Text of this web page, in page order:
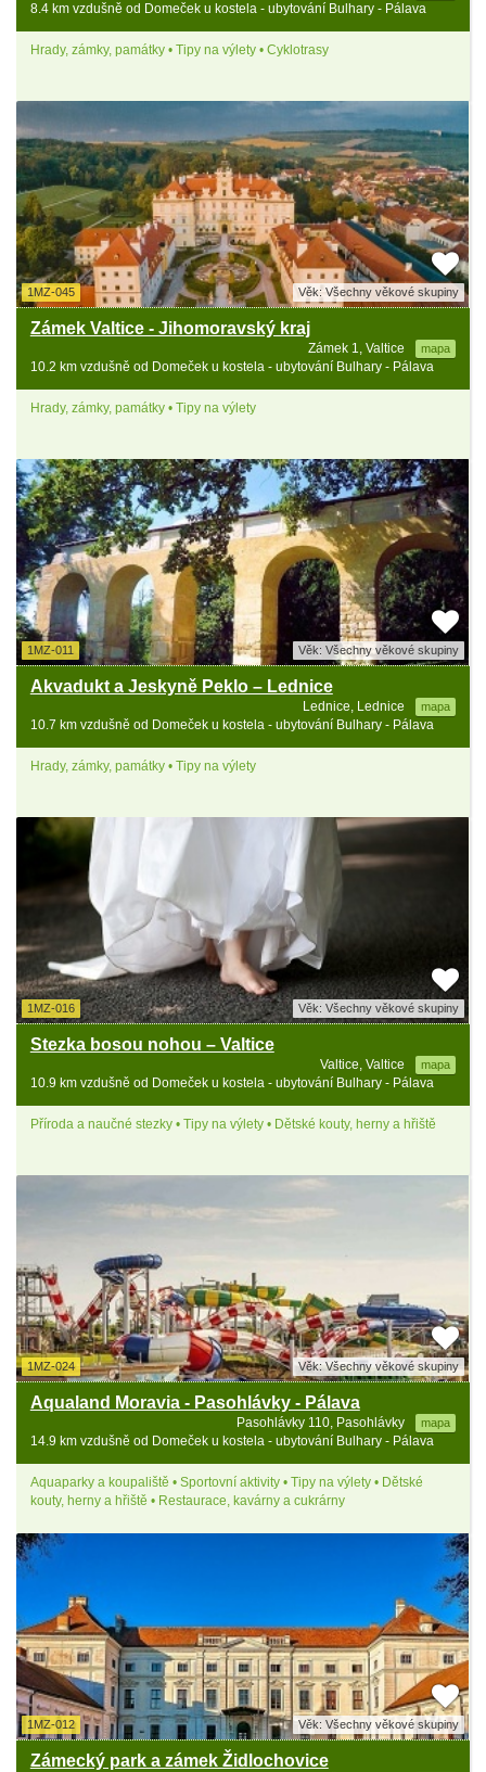
8.4 km vzdušně od Domeček u kostela - ubytování Bulhary - Pálava
Hrady, zámky, památky • Tipy na výlety • Cyklotrasy
1MZ-045 Věk: Všechny věkové skupiny
Zámek Valtice - Jihomoravský kraj
Zámek 1, Valtice mapa
10.2 km vzdušně od Domeček u kostela - ubytování Bulhary - Pálava
Hrady, zámky, památky • Tipy na výlety
1MZ-011 Věk: Všechny věkové skupiny
Akvadukt a Jeskyně Peklo – Lednice
Lednice, Lednice mapa
10.7 km vzdušně od Domeček u kostela - ubytování Bulhary - Pálava
Hrady, zámky, památky • Tipy na výlety
1MZ-016 Věk: Všechny věkové skupiny
Stezka bosou nohou – Valtice
Valtice, Valtice mapa
10.9 km vzdušně od Domeček u kostela - ubytování Bulhary - Pálava
Příroda a naučné stezky • Tipy na výlety • Dětské kouty, herny a hřiště
1MZ-024 Věk: Všechny věkové skupiny
Aqualand Moravia - Pasohlávky - Pálava
Pasohlávky 110, Pasohlávky mapa
14.9 km vzdušně od Domeček u kostela - ubytování Bulhary - Pálava
Aquaparky a koupaliště • Sportovní aktivity • Tipy na výlety • Dětské
kouty, herny a hřiště • Restaurace, kavárny a cukrárny
1MZ-012 Věk: Všechny věkové skupiny
Zámecký park a zámek Židlochovice